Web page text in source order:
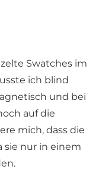
Swatches im
ich blind
und bei
auf die
mich, dass die
sie nur in einem